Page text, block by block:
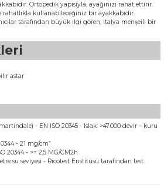
Ortopedik yapısıyla, ayağınızı rahat ettirir.
kullanabileceğiniz bir ayakkabıdır.
tarafından büyük ilgi gören, İtalya menşeili bir
astar
- EN ISO 20345 - Islak: >47.000 devir – kuru
- 21 mg/cm”
20344 - >= 2,5 MG/CM2h
su seviyesi - Ricotest Enstitüsü tarafından test